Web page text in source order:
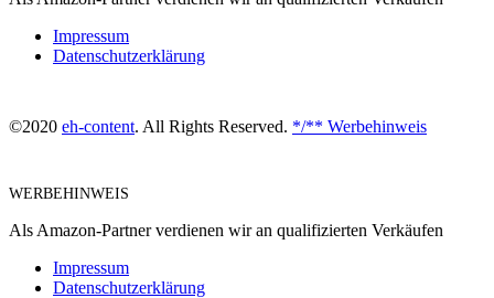
Impressum
Datenschutzerklärung
©2020 eh-content. All Rights Reserved. */** Werbehinweis
WERBEHINWEIS
Als Amazon-Partner verdienen wir an qualifizierten Verkäufen
Impressum
Datenschutzerklärung